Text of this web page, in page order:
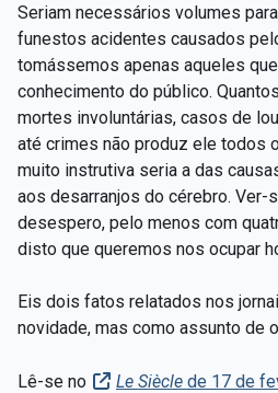
Seriam necessários volumes
funestos acidentes causados
tomássemos apenas aqueles
conhecimento do público.
mortes involuntárias, casos de
até crimes não produz ele todos
muito instrutiva seria a das
aos desarranjos do cérebro. Ver-
desespero, pelo menos com
disto que queremos nos ocupar
Eis dois fatos relatados nos
novidade, mas como assunto de
Lê-se no Le Siècle de 17 de